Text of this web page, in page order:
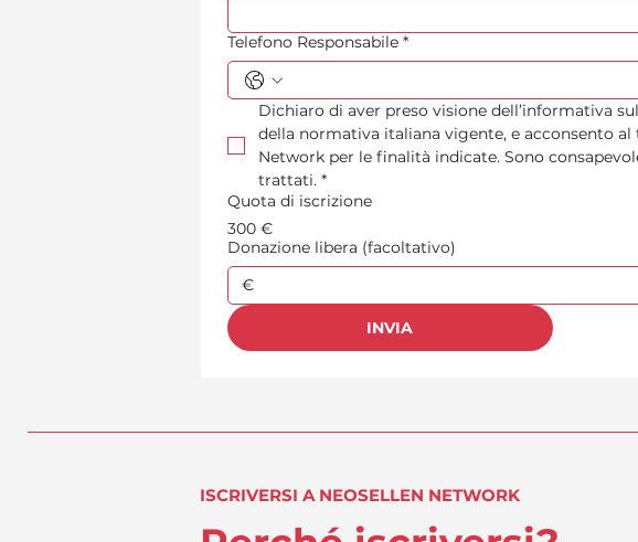
Telefono Responsabile *
Dichiaro di aver preso visione dell’informativa
della normativa italiana vigente, e acconsento
Network per le finalità indicate. Sono
trattati. *
Quota di iscrizione
300 €
Donazione libera (facoltativo)
€
INVIA
ISCRIVERSI A NEOSELLEN NETWORK